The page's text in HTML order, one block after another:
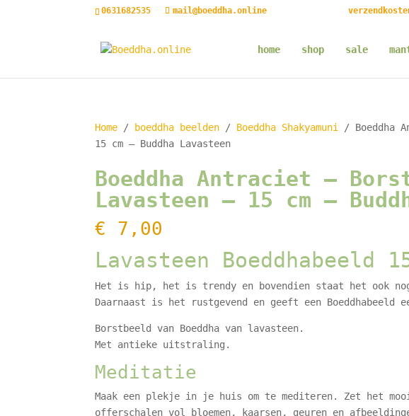
0631682535 mail@boeddha.online
home shop sale
Home / boeddha beelden / Boeddha Shakyamuni
/ Boeddha
15 cm – Buddha Lavasteen
Boeddha Antraciet –
Lavasteen – 15 cm –
€ 7,00
Lavasteen Boeddhabeeld
Het is hip, het is trendy en bovendien staat het ook
Daarnaast is het rustgevend en geeft een
Borstbeeld van Boeddha van lavasteen.
Met antieke uitstraling.
Meditatie
Maak een plekje in je huis om te mediteren. Zet het
offerschalen vol bloemen, kaarsen, geuren en